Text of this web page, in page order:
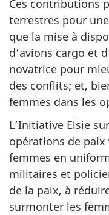
Ces contributions
terrestres pour
que la mise à
d’avions cargo et
novatrice pour
des conflits; et,
femmes dans les
L’Initiative Elsie
opérations de paix
femmes en
militaires et
de la paix, à
surmonter les